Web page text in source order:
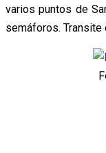
varios puntos de
semáforos. Transite